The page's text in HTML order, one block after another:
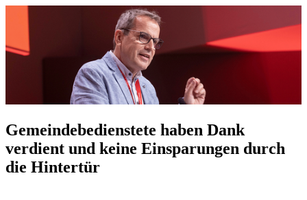
Gemeindebedienstete haben Dank
verdient und keine Einsparungen durch
die Hintertür